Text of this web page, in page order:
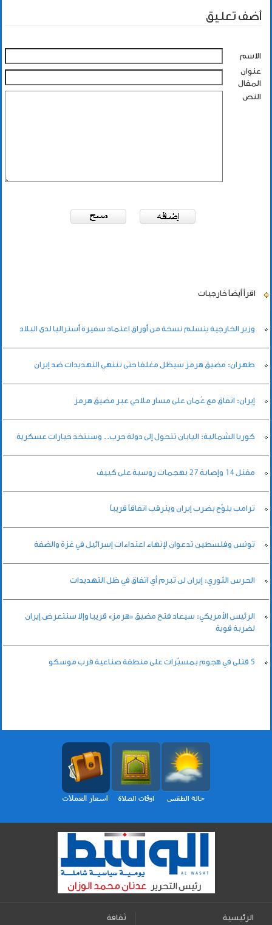
أضف تعليق
الاسم
عنوان
المقال
النص
اقرأ أيضاً خارجيات
وزير الخارجية يتسلم نسخة من أوراق اعتماد سفيرة أستراليا لدى البلاد
طهران: مضيق هرمز سيظل مغلقا حتى تنتهي التهديدات ضد إيران
إيران: اتفاق مع عُمان على مسار ملاحي عبر مضيق هرمز
كوريا الشمالية: اليابان تتحول إلى دولة حرب.. وسنتخذ خيارات عسكرية
مقتل 14 وإصابة ‌27 بهجمات روسية على كييف
ترامب يلوّح بضرب إيران ويترقب اتفاقاً قريباً
تونس وفلسطين تدعوان لإنهاء اعتداءات إسرائيل في غزة والضفة
الحرس الثوري: إيران لن تبرم أي اتفاق في ظل التهديدات
الرئيس الأمريكي: سيعاد فتح مضيق «هرمز» قريبا وإلا ستتعرض إيران
لضربة قوية
5 قتلى في هجوم بمسيّرات على منطقة صناعية قرب موسكو
الرئيسية ثقافة